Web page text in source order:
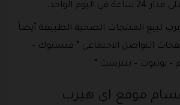
اليوم الواحد.
لبيع المنتجات الصحية الطبيعة أيضاً
التواصل الاجتماعي ” فيسبوك –
– يوتيوب – بنترست “.
موقع اي هيرب